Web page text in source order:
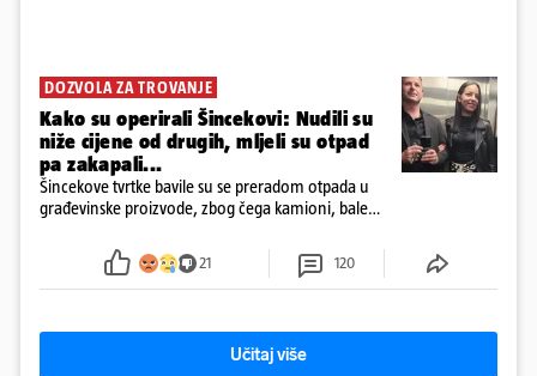
DOZVOLA ZA TROVANJE
Kako su operirali Šincekovi: Nudili su
niže cijene od drugih, mljeli su otpad
pa zakapali...
Šincekove tvrtke bavile su se preradom otpada u
građevinske proizvode, zbog čega kamioni, bale
21 120
Učitaj više